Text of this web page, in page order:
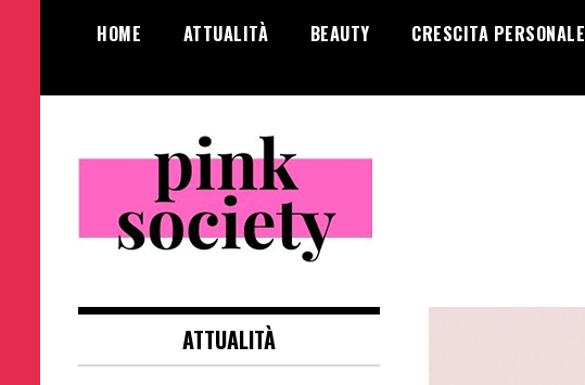
HOME ATTUALITÀ BEAUTY CRESCITA PERSONALE
Pink Society
femminile
ATTUALITÀ